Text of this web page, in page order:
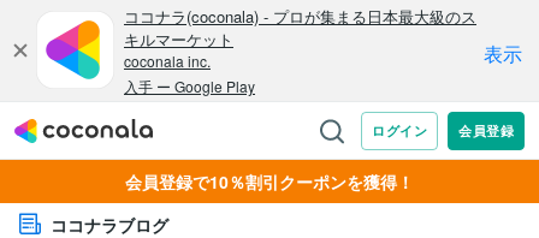
会員登録で10％割引クーポンを獲得！
ココナラブログ